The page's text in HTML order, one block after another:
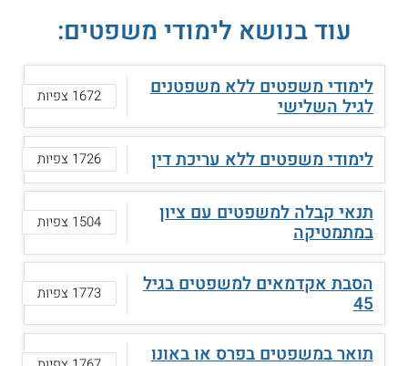
עוד בנושא לימודי משפטים:
לימודי משפטים ללא משפטנים
לגיל השלישי 1672 צפיות
לימודי משפטים ללא עריכת דין 1726 צפיות
תנאי קבלה למשפטים עם ציון
במתמטיקה 1504 צפיות
הסבת אקדמאים למשפטים בגיל
45 1773 צפיות
תואר במשפטים בפרס או באונו